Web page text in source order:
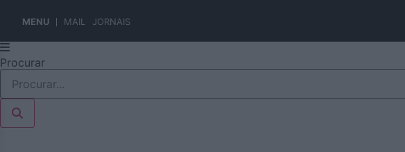
MENU MAIL JORNAIS
Pular
para
conteúdo
Procurar